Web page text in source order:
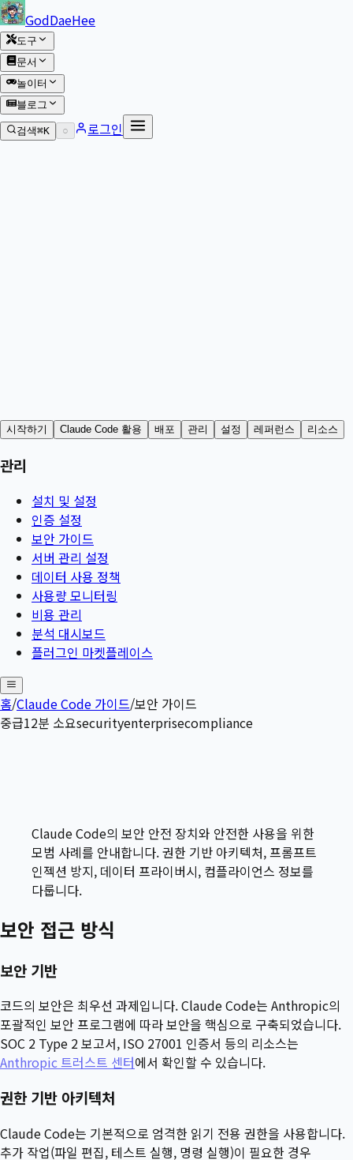
본문 바로가기
GodDaeHee
도구
문서
놀이터
블로그
검색⌘K ○
로그인
시작하기 Claude Code 활용 배포 관리 설정 레퍼런스 리소스
관리
설치 및 설정
인증 설정
보안 가이드
서버 관리 설정
데이터 사용 정책
사용량 모니터링
비용 관리
분석 대시보드
플러그인 마켓플레이스
홈/Claude Code 가이드/보안 가이드
중급12분 소요securityenterprisecompliance
Claude Code의 보안 안전 장치와 안전한 사용을 위한
모범 사례를 안내합니다. 권한 기반 아키텍처, 프롬프트
인젝션 방지, 데이터 프라이버시, 컴플라이언스 정보를
다룹니다.
보안 접근 방식
보안 기반
코드의 보안은 최우선 과제입니다. Claude Code는 Anthropic의
포괄적인 보안 프로그램에 따라 보안을 핵심으로 구축되었습니다.
SOC 2 Type 2 보고서, ISO 27001 인증서 등의 리소스는
Anthropic 트러스트 센터에서 확인할 수 있습니다.
권한 기반 아키텍처
Claude Code는 기본적으로 엄격한 읽기 전용 권한을 사용합니다.
추가 작업(파일 편집, 테스트 실행, 명령 실행)이 필요한 경우